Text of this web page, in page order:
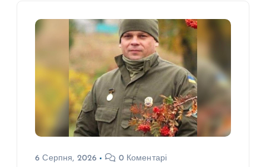
6 Серпня, 2026 0 Коментарі